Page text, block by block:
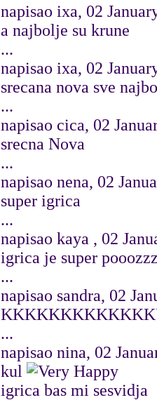
napisao ixa, 02
a najbolje su krune
...
napisao ixa, 02
srecana nova sve
...
napisao cica, 02
srecna Nova
...
napisao nena, 02
super igrica
...
napisao kaya , 02
igrica je super
...
napisao sandra, 02
...
napisao nina, 02
kul
igrica bas mi sesvidja